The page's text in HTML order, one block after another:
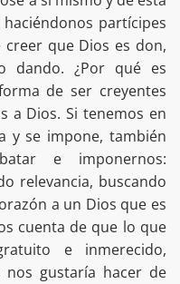
partícipes
que Dios es don,
dando. ¿Por qué es
de ser creyentes
a Dios. Si tenemos en
y se impone, también
e imponernos:
relevancia, buscando
a un Dios que es
cuenta de que lo que
e inmerecido,
gustaría hacer de